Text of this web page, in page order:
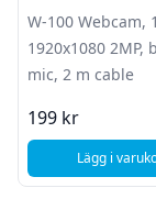
W-100 Webcam,
1920x1080 2MP,
mic, 2 m cable
199 kr
Lägg i ,